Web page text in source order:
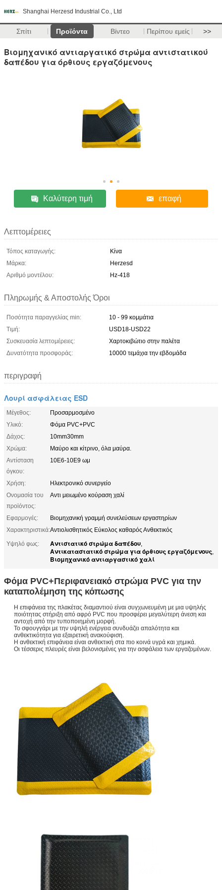
Shanghai Herzesd Industrial Co., Ltd
Σπίτι Προϊόντα Βίντεο Περίπου εμείς >>
Βιομηχανικό αντιαργατικό στρώμα αντιστατικού
δαπέδου για όρθιους εργαζόμενους
Καλύτερη τιμή επαφή
Λεπτομέρειες
Τόπος καταγωγής:
Κίνα
Μάρκα:
Herzesd
Αριθμό μοντέλου:
Hz-418
Πληρωμής & Αποστολής Όροι
Ποσότητα παραγγελίας min:
10 - 99 κομμάτια
Τιμή:
USD18-USD22
Συσκευασία λεπτομέρειες:
Χαρτοκιβώτιο στην παλέτα
Δυνατότητα προσφοράς:
10000 τεμάχια την εβδομάδα
περιγραφή
Λουρί ασφάλειας ESD
Μέγεθος:
Προσαρμοσμένο
Υλικό:
Φόμα PVC+PVC
Δάχος:
10mm30mm
Χρώμα:
Μαύρο και κίτρινο, όλα μαύρα.
Αντίσταση
όγκου:
10E6-10E9 ωμ
Χρήση:
Ηλεκτρονικό συνεργείο
Ονομασία του
προϊόντος:
Αντι μειωμένο κούραση χαλί
Εφαρμογές:
Βιομηχανική γραμμή συνελεύσεων εργαστηρίων
Χαρακτηριστικά:Αντιολισθητικός Εύκολος καθαρός Ανθεκτικός
Υψηλό φως:
Αντιστατικό στρώμα δαπέδου,
Αντικαταστατικό στρώμα για όρθιους εργαζόμενους,
Βιομηχανικό αντιαργαστικό χαλί
Φόμα PVC+Περιφανειακό στρώμα PVC για την
καταπολέμηση της κόπωσης
Η επιφάνεια της πλακέτας διαμαντιού είναι συγχωνευμένη με μια υψηλής
ποιότητας στήριξη από αφρό PVC που προσφέρει μεγαλύτερη άνεση και
αντοχή από την τυποποιημένη μορφή.
Το σφουγγάρι με την υψηλή ενέργεια συνδυάζει απαλότητα και
ανθεκτικότητα για εξαιρετική ανακούφιση.
Η ανθεκτική επιφάνεια είναι ανθεκτική στα πιο κοινά υγρά και χημικά.
Οι τέσσερις πλευρές είναι βελονισμένες για την ασφάλεια των εργαζομένων.